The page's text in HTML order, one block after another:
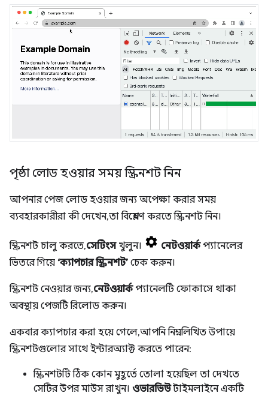
পৃষ্ঠা লোড হওয়ার সময় স্ক্রিনশট নিন
আপনার পেজ লোড হওয়ার জন্য অপেক্ষা করার সময়
ব্যবহারকারীরা কী দেখেন, তা বিশ্লেষণ করতে স্ক্রিনশট নিন।
স্ক্রিনশট চালু করতে,সেটিংসখুলুন। নেটওয়ার্কপ্যানেলের
ভিতরে গিয়ে ‘ক্যাপচার স্ক্রিনশট’ চেক করুন।
স্ক্রিনশট নেওয়ার জন্য,নেটওয়ার্কপ্যানেলটি ফোকাসে থাকা
অবস্থায় পেজটি রিলোড করুন।
একবার ক্যাপচার করা হয়ে গেলে, আপনি নিম্নলিখিত উপায়ে
স্ক্রিনশটগুলোর সাথে ইন্টারঅ্যাক্ট করতে পারেন:
স্ক্রিনশটটি ঠিক কোন মুহূর্তে তোলা হয়েছিল তা দেখতে
সেটির উপর মাউস রাখুন। ওভারভিউটাইমলাইনে একটি